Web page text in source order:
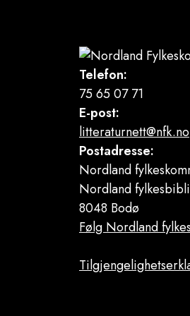
Telefon:
75 65 07 71
E-post:
litteraturnett@nfk.no
Postadresse:
Nordland
Nordland
8048 Bodø
Følg Nordland